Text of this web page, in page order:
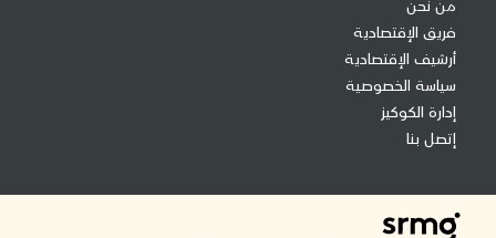
الإقتصادية
الإقتصادية
الخصوصية
الكوكيز